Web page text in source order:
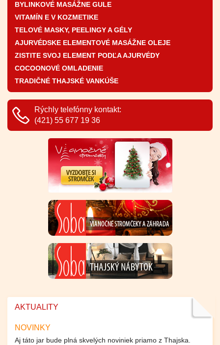
BYLINKOVÉ MASÁŽNE GULE
VITAMÍN E V KOZMETIKE
TELOVÉ MASKY, PEELINGY A GÉLY
AJURVÉDSKE ELEMENTOVÉ MASÁŽNE OLEJE
ZISTITE SVOJ ELEMENT PODĽA AJURVÉDY
COCOONOVÉ OMLADENIE
TRADIČNÉ THAJSKÉ VANKÚŠE
Rýchly telefónny kontakt:
(421) 55 677 19 36
AKTUALITY
NOVINKY
Aj táto jar bude plná skvelých noviniek priamo z Thajska.